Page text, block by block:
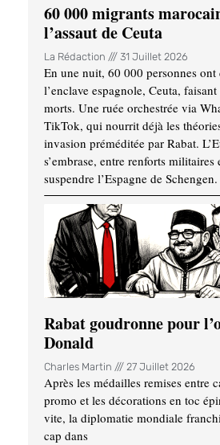
60 000 migrants
l’assaut de Ceuta
La Rédaction 31 Juillet 2026
En une nuit, 60 000 personnes ont
l’enclave espagnole, Ceuta,
morts. Une ruée orchestrée via
TikTok, qui nourrit déjà les
invasion préméditée par Rabat.
s’embrase, entre renforts militaires
suspendre l’Espagne de Schengen.
Rabat goudronne pour
Donald
Charles Martin 27 Juillet 2026
Après les médailles remises entre
promo et les décorations en toc
vite, la diplomatie mondiale
cap dans